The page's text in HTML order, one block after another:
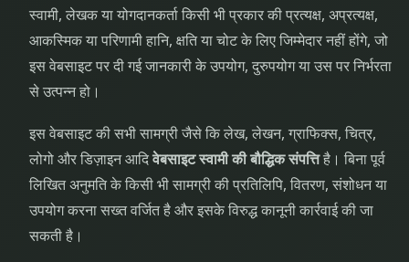
स्वामी, लेखक या योगदानकर्ता किसी भी प्रकार की प्रत्यक्ष, अप्रत्यक्ष,
आकस्मिक या परिणामी हानि, क्षति या चोट के लिए जिम्मेदार नहीं होंगे, जो
इस वेबसाइट पर दी गई जानकारी के उपयोग, दुरुपयोग या उस पर निर्भरता
से उत्पन्न हो।
इस वेबसाइट की सभी सामग्री जैसे कि लेख, लेखन, ग्राफिक्स, चित्र,
लोगो और डिज़ाइन आदिवेबसाइट स्वामी की बौद्धिक संपत्तिहै। बिना पूर्व
लिखित अनुमति के किसी भी सामग्री की प्रतिलिपि, वितरण, संशोधन या
उपयोग करना सख्त वर्जित है और इसके विरुद्ध कानूनी कार्रवाई की जा
सकती है।